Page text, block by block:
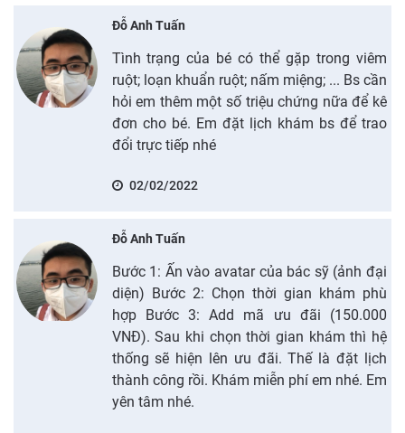
Đỗ Anh Tuấn
Tình trạng của bé có thể gặp trong viêm
ruột; loạn khuẩn ruột; nấm miệng; ... Bs cần
hỏi em thêm một số triệu chứng nữa để kê
đơn cho bé. Em đặt lịch khám bs để trao
đổi trực tiếp nhé
02/02/2022
Đỗ Anh Tuấn
Bước 1: Ấn vào avatar của bác sỹ (ảnh đại
diện) Bước 2: Chọn thời gian khám phù
hợp Bước 3: Add mã ưu đãi (150.000
VNĐ). Sau khi chọn thời gian khám thì hệ
thống sẽ hiện lên ưu đãi. Thế là đặt lịch
thành công rồi. Khám miễn phí em nhé. Em
yên tâm nhé.